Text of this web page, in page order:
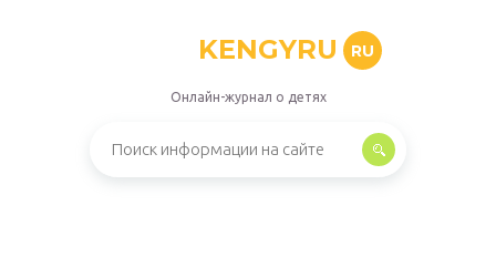
KENGYRU RU
Онлайн-журнал о детях